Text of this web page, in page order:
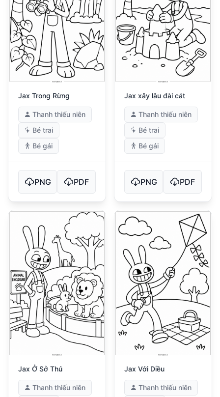
Jax Trong Rừng
Thanh thiếu niên
Bé trai
Bé gái
PNG PDF
Jax xây lâu đài cát
Thanh thiếu niên
Bé trai
Bé gái
PNG PDF
Jax Ở Sở Thú
Thanh thiếu niên
Jax Với Diều
Thanh thiếu niên